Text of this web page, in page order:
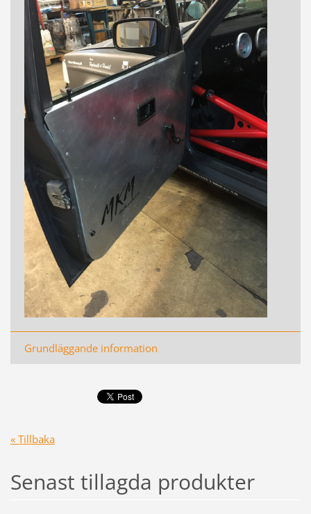
Grundläggande information
« Tillbaka
Senast tillagda produkter